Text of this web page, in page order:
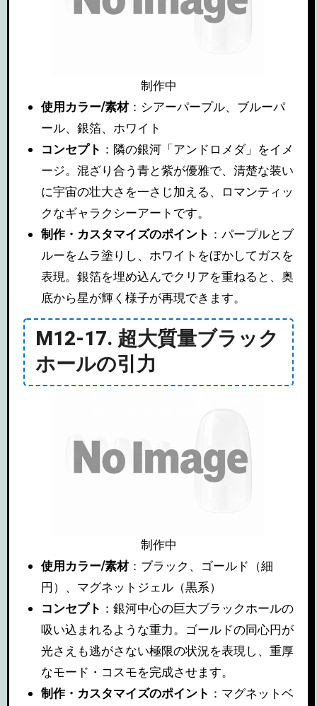
制作中
使用カラー/素材：シアーパープル、ブルーパ
ール、銀箔、ホワイト
コンセプト ：隣の銀河「アンドロメダ」をイメ
ージ。混ざり合う青と紫が優雅で、清楚な装い
に宇宙の壮大さを一さじ加える、ロマンティッ
クなギャラクシーアートです。
制作・カスタマイズのポイント ：パープルとブ
ルーをムラ塗りし、ホワイトをぼかしてガスを
表現。銀箔を埋め込んでクリアを重ねると、奥
底から星が輝く様子が再現できます。
M12-17. 超大質量ブラック
ホールの引力
制作中
使用カラー/素材：ブラック、ゴールド（細
円）、マグネットジェル（黒系）
コンセプト ：銀河中心の巨大ブラックホールの
吸い込まれるような重力。ゴールドの同心円が
光さえも逃がさない極限の状況を表現し、重厚
なモード・コスモを完成させます。
制作・カスタマイズのポイント ：マグネットベ